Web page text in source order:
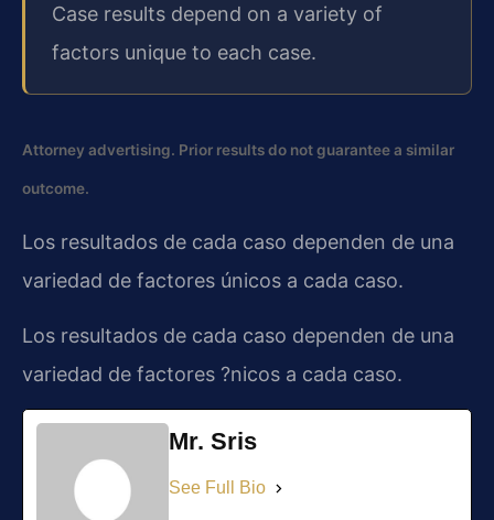
Case results depend on a variety of
factors unique to each case.
Attorney advertising. Prior results do not guarantee a similar
outcome.
Los resultados de cada caso dependen de una
variedad de factores únicos a cada caso.
Los resultados de cada caso dependen de una
variedad de factores ?nicos a cada caso.
Mr. Sris
See Full Bio